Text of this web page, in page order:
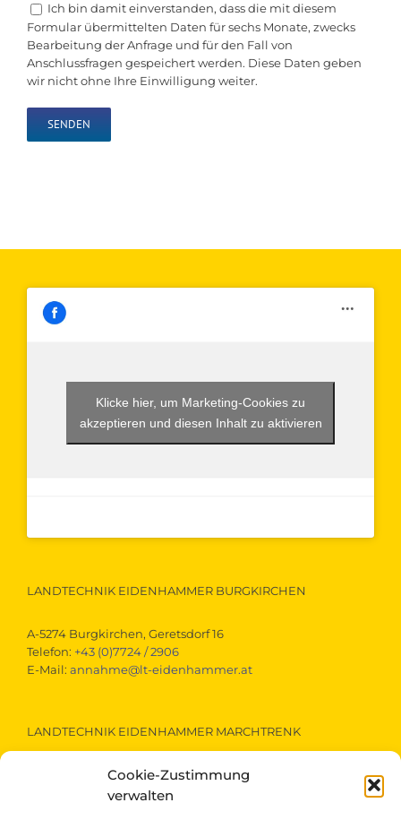
Cookie-Zustimmung
verwalten
Ich bin damit einverstanden, dass die mit diesem
Formular übermittelten Daten für sechs Monate, zwecks
Bearbeitung der Anfrage und für den Fall von
Anschlussfragen gespeichert werden. Diese Daten geben
wir nicht ohne Ihre Einwilligung weiter.
Klicke hier, um Marketing-Cookies zu
akzeptieren und diesen Inhalt zu aktivieren
LANDTECHNIK EIDENHAMMER BURGKIRCHEN
A-5274 Burgkirchen, Geretsdorf 16
Telefon: +43 (0)7724 / 2906
E-Mail: annahme@lt-eidenhammer.at
LANDTECHNIK EIDENHAMMER MARCHTRENK
A-4614 Marchtrenk, Gewerbestraße 15
+43 (0)7243 / 52290